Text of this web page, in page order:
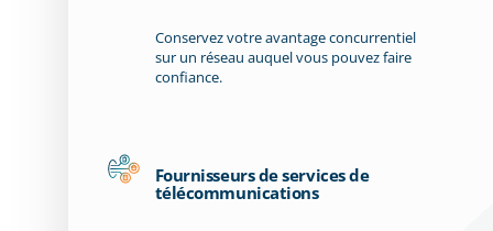
Conservez votre avantage concurrentiel
sur un réseau auquel vous pouvez faire
confiance.
Fournisseurs de services de
télécommunications